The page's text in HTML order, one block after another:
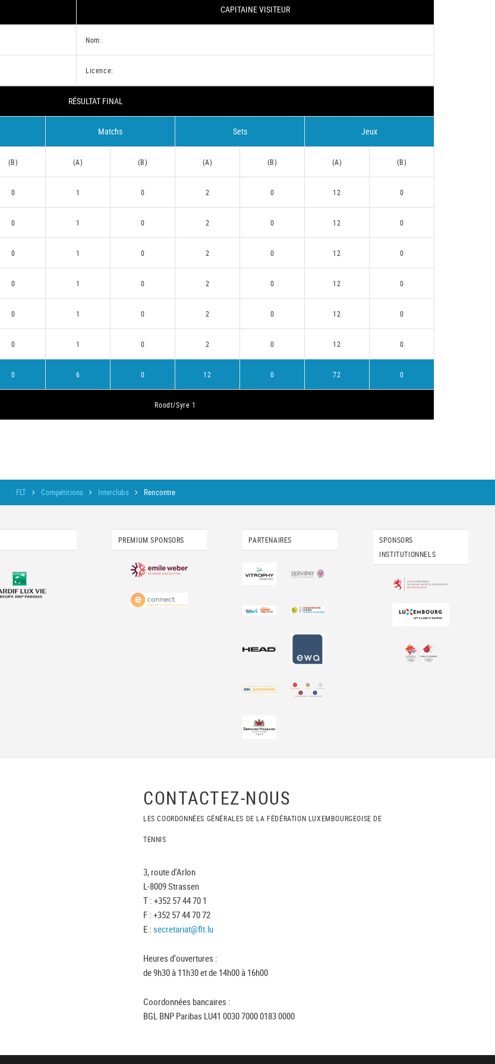
CAPITAINE VISITEUR
Nom:
Licence:
RÉSULTAT FINAL
Matchs Sets Jeux
(B) (A) (B) (A) (B) (A) (B)
0 1 0 2 0 12 0
0 1 0 2 0 12 0
0 1 0 2 0 12 0
0 1 0 2 0 12 0
0 1 0 2 0 12 0
0 1 0 2 0 12 0
0 6 0 12 0 72 0
Roodt/Syre 1
FLT Compétitions Interclubs Rencontre
PREMIUM SPONSORS PARTENAIRES
SPONSORS
INSTITUTIONNELS
CONTACTEZ-NOUS
LES COORDONNÉES GÉNÉRALES DE LA FÉDÉRATION LUXEMBOURGEOISE DE
TENNIS
3, route d'Arlon
L-8009 Strassen
T : +352 57 44 70 1
F : +352 57 44 70 72
E : secretariat@flt.lu
Heures d'ouvertures :
de 9h30 à 11h30 et de 14h00 à 16h00
Coordonnées bancaires :
BGL BNP Paribas LU41 0030 7000 0183 0000